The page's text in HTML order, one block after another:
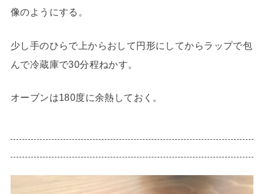
像のようにする。
少し手のひらで上からおして円形にしてからラップで包
んで冷蔵庫で30分程ねかす。
オーブンは180度に余熱しておく。